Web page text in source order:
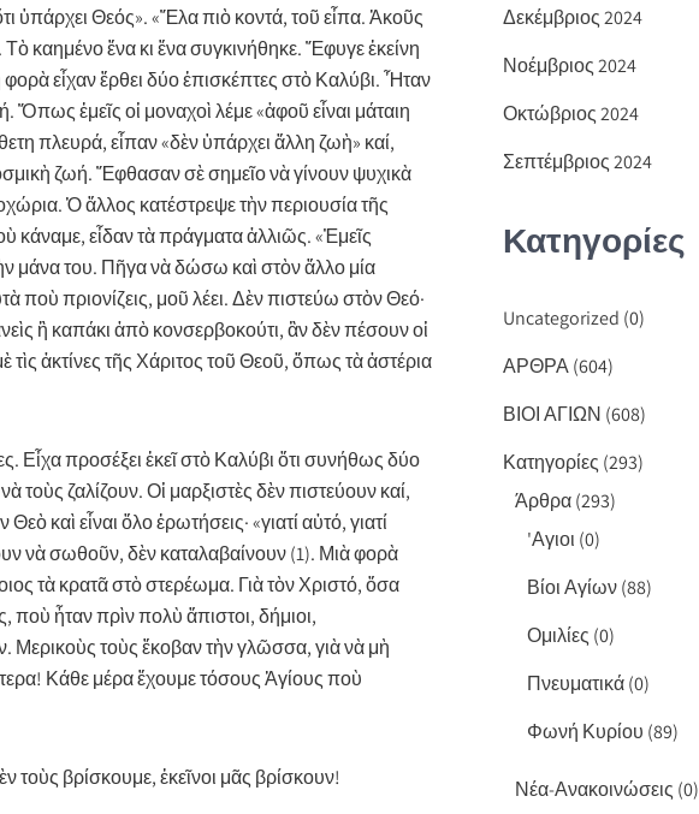
ὑπάρχει Θεός». «Ἔλα πιὸ κοντά, τοῦ εἶπα. Ἀκοῦς
καημένο ἕνα κι ἕνα συγκινήθηκε. Ἔφυγε ἐκείνη
εἶχαν ἔρθει δύο ἐπισκέπτες στὸ Καλύβι. Ἦταν
ἐμεῖς οἱ μοναχοὶ λέμε «ἀφοῦ εἶναι μάταιη
πλευρά, εἶπαν «δὲν ὑπάρχει ἄλλη ζωὴ» καί,
ζωή. Ἔφθασαν σὲ σημεῖο νὰ γίνουν ψυχικὰ
Ὁ ἄλλος κατέστρεψε τὴν περιουσία τῆς
κάναμε, εἶδαν τὰ πράγματα ἀλλιῶς. «Ἐμεῖς
μάνα του. Πῆγα νὰ δώσω καὶ στὸν ἄλλο μία
ποὺ πριονίζεις, μοῦ λέει. Δὲν πιστεύω στὸν Θεό·
ἢ καπάκι ἀπὸ κονσερβοκούτι, ἂν δὲν πέσουν οἱ
τὶς ἀκτίνες τῆς Χάριτος τοῦ Θεοῦ, ὅπως τὰ ἀστέρια
Εἶχα προσέξει ἐκεῖ στὸ Καλύβι ὅτι συνήθως δύο
ζαλίζουν. Οἱ μαρξιστὲς δὲν πιστεύουν καί,
καὶ εἶναι ὅλο ἐρωτήσεις· «γιατί αὐτό, γιατί
νὰ σωθοῦν, δὲν καταλαβαίνουν (1). Μιὰ φορὰ
τὰ κρατᾶ στὸ στερέωμα. Γιὰ τὸν Χριστό, ὅσα
ἦταν πρὶν πολὺ ἄπιστοι, δήμιοι,
Μερικοὺς τοὺς ἔκοβαν τὴν γλῶσσα, γιὰ νὰ μὴ
Κάθε μέρα ἔχουμε τόσους Ἁγίους ποὺ
τοὺς βρίσκουμε, ἐκεῖνοι μᾶς βρίσκουν!
Δεκέμβριος 2024
Νοέμβριος 2024
Οκτώβριος 2024
Σεπτέμβριος 2024
Κατηγορίες
Uncategorized (0)
ΑΡΘΡΑ(604)
ΒΙΟΙ ΑΓΙΩΝ (608)
Κατηγορίες (293)
Άρθρα(293)
'Αγιοι (0)
Βίοι Αγίων(88)
Ομιλίες (0)
Πνευματικά(0)
Φωνή Κυρίου (89)
Νέα-Ανακοινώσεις (0)